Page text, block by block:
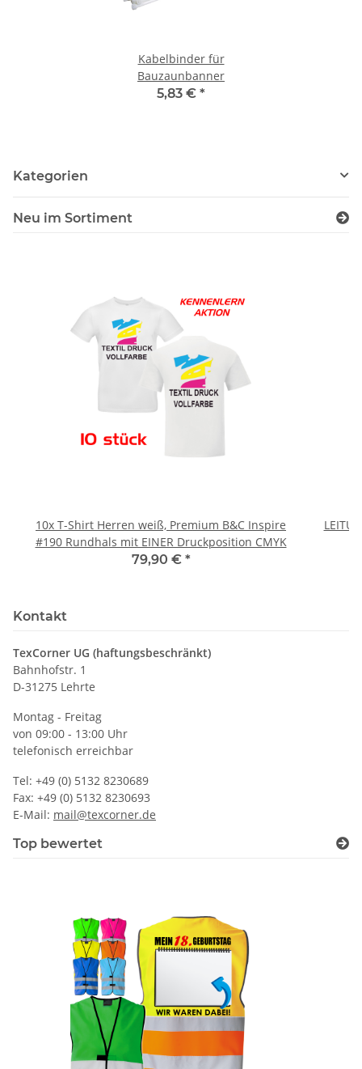
Kabelbinder für
Bauzaunbanner
5,83 € *
Kategorien
Neu im Sortiment
10x T-Shirt Herren weiß, Premium B&C Inspire
#190 Rundhals mit EINER Druckposition CMYK
79,90 € *
Kontakt
TexCorner UG (haftungsbeschränkt)
Bahnhofstr. 1
D-31275 Lehrte
Montag - Freitag
von 09:00 - 13:00 Uhr
telefonisch erreichbar
Tel: +49 (0) 5132 8230689
Fax: +49 (0) 5132 8230693
E-Mail: mail@texcorner.de
Top bewertet